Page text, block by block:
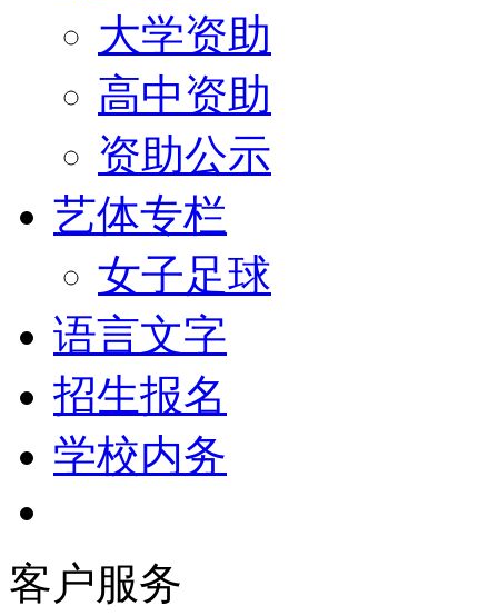
大学资助
高中资助
资助公示
艺体专栏
女子足球
语言文字
招生报名
学校内务
客户服务